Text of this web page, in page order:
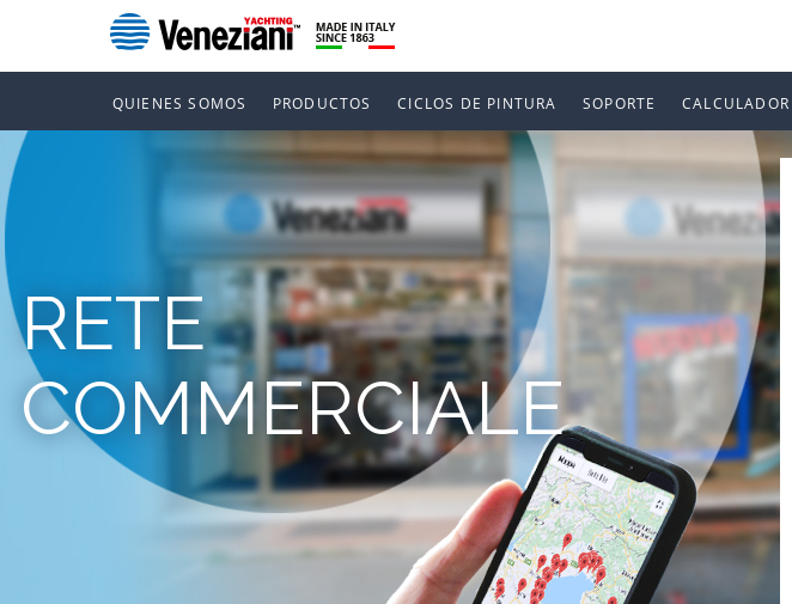
QUIENES SOMOS PRODUCTOS CICLOS DE PINTURA SOPORTE CALCULADOR
RETE
COMMERCIALE